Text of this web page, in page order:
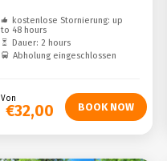
kostenlose Stornierung: up
to 48 hours
Dauer: 2 hours
Abholung eingeschlossen
Von
€32,00